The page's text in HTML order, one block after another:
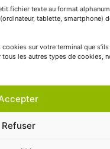
fichier texte au format
tablette, smartphone)
sur votre terminal que
les autres types de cookies,
Refuser